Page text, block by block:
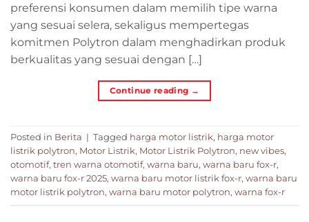
preferensi konsumen dalam memilih tipe warna
yang sesuai selera, sekaligus mempertegas
komitmen Polytron dalam menghadirkan produk
berkualitas yang sesuai dengan […]
Continue reading →
Posted in Berita | Tagged harga motor listrik, harga motor
listrik polytron, Motor Listrik, Motor Listrik Polytron, new vibes,
otomotif, tren warna otomotif, warna baru, warna baru fox-r,
warna baru fox-r 2025, warna baru motor listrik fox-r, warna baru
motor listrik polytron, warna baru motor polytron, warna fox-r